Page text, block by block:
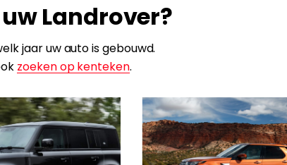
en garantie
Landrover?
jaar uw auto is gebouwd.
zoeken op kenteken.